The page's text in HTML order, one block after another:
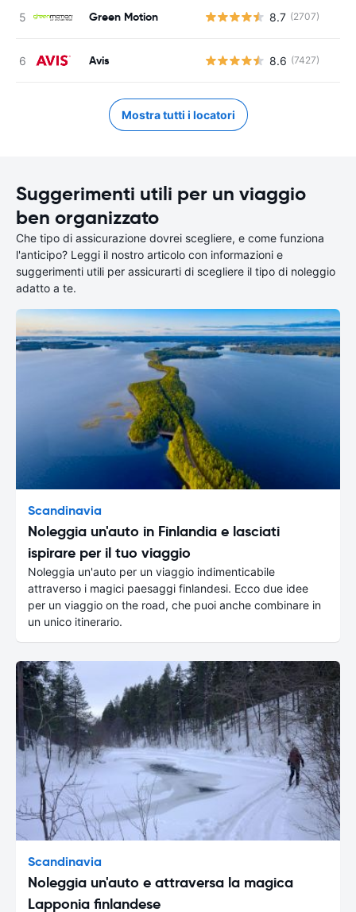
Green Motion 8.7 (2707)
Avis 8.6 (7427)
Mostra tutti i locatori
Suggerimenti utili per un viaggio
ben organizzato
Che tipo di assicurazione dovrei scegliere, e come funziona
l'anticipo? Leggi il nostro articolo con informazioni e
suggerimenti utili per assicurarti di scegliere il tipo di noleggio
adatto a te.
Scandinavia
Noleggia un'auto in Finlandia e lasciati
ispirare per il tuo viaggio
Noleggia un'auto per un viaggio indimenticabile
attraverso i magici paesaggi finlandesi. Ecco due idee
per un viaggio on the road, che puoi anche combinare in
un unico itinerario.
Scandinavia
Noleggia un'auto e attraversa la magica
Lapponia finlandese